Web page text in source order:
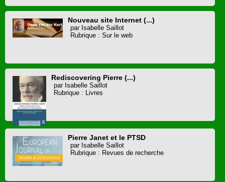
Nouveau site Internet (...)
par Isabelle Saillot
Rubrique : Sur le web
Rediscovering Pierre (...)
par Isabelle Saillot
Rubrique : Livres
Pierre Janet et le PTSD
par Isabelle Saillot
Rubrique : Revues de recherche